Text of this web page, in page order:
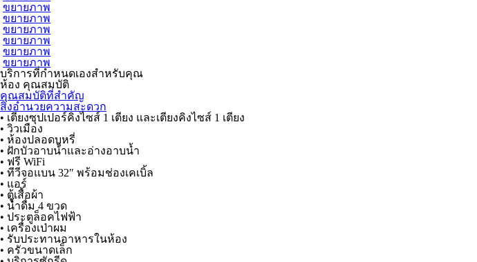
ขยายภาพ
ขยายภาพ
ขยายภาพ
ขยายภาพ
ขยายภาพ
ขยายภาพ
บริการที่กำหนดเองสำหรับคุณ
ห้อง คุณสมบัติ
คุณสมบัติที่สำคัญ
สิ่งอำนวยความสะดวก
• เตียงซุปเปอร์คิงไซส์ 1 เตียง และเตียงคิงไซส์ 1 เตียง
• วิวเมือง
• ห้องปลอดบุหรี่
• ฝักบัวอาบน้ำและอ่างอาบน้ำ
• ฟรี WiFi
• ทีวีจอแบน 32″ พร้อมช่องเคเบิ้ล
• แอร์
• ตู้เสื้อผ้า
• น้ำดื่ม 4 ขวด
• ประตูล็อคไฟฟ้า
• เครื่องเป่าผม
• รับประทานอาหารในห้อง
• ครัวขนาดเล็ก